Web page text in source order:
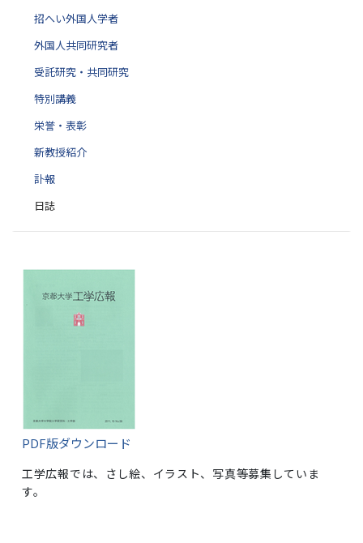
招へい外国人学者
外国人共同研究者
受託研究・共同研究
特別講義
栄誉・表彰
新教授紹介
訃報
日誌
PDF版ダウンロード
工学広報では、さし絵、イラスト、写真等募集していま
す。